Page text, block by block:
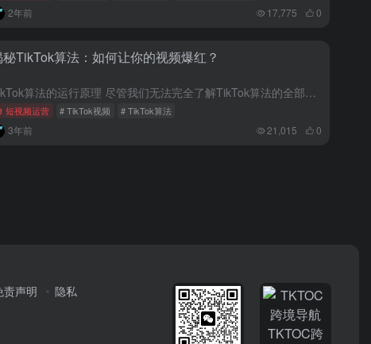
2年前 17,775 0
TikTok算法：如何让你的视频爆红？
TikTok算法的运行原理 尽管我们无法完全了解TikTok算法的全部运作方式，但我们可以确定的是，它的主要目的是根据用户的兴趣推荐相应的内容。以下是TikTok算法主要根据的几个方向来向用户推荐视频...
短视频运营 # TikTok视频 # TikTok算法
3年前 21,015 0
责声明
隐私